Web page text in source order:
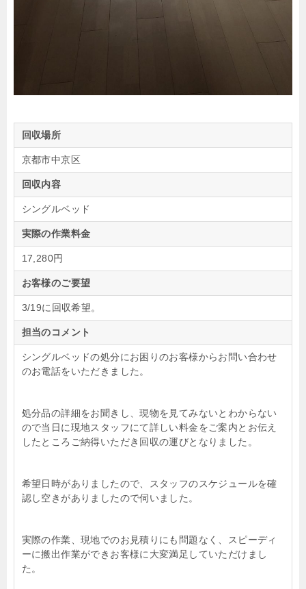
回収場所
京都市中京区
回収内容
シングルベッド
実際の作業料金
17,280円
お客様のご要望
3/19に回収希望。
担当のコメント
シングルベッドの処分にお困りのお客様からお問い合わせ
のお電話をいただきました。
処分品の詳細をお聞きし、現物を見てみないとわからない
ので当日に現地スタッフにて詳しい料金をご案内とお伝え
したところご納得いただき回収の運びとなりました。
希望日時がありましたので、スタッフのスケジュールを確
認し空きがありましたので伺いました。
実際の作業、現地でのお見積りにも問題なく、スピーディ
ーに搬出作業ができお客様に大変満足していただけまし
た。